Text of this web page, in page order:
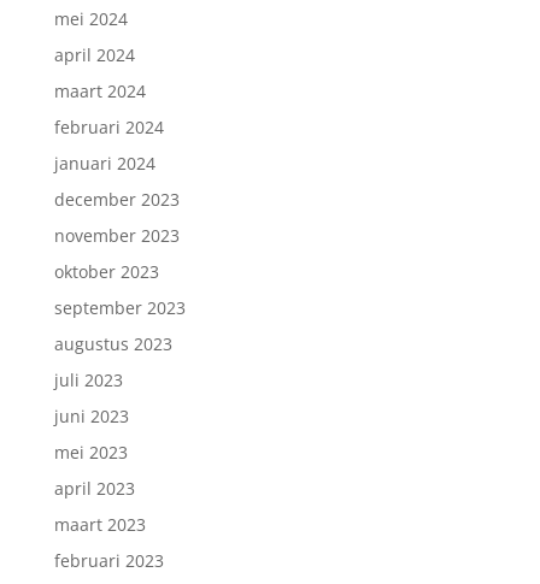
mei 2024
april 2024
maart 2024
februari 2024
januari 2024
december 2023
november 2023
oktober 2023
september 2023
augustus 2023
juli 2023
juni 2023
mei 2023
april 2023
maart 2023
februari 2023